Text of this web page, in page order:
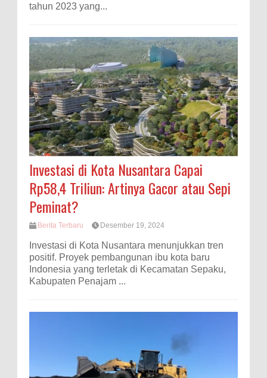
tahun 2023 yang...
Investasi di Kota Nusantara Capai
Rp58,4 Triliun: Artinya Gacor atau Sepi
Peminat?
Berita Terbaru Desember 19, 2024
Investasi di Kota Nusantara menunjukkan tren
positif. Proyek pembangunan ibu kota baru
Indonesia yang terletak di Kecamatan Sepaku,
Kabupaten Penajam ...